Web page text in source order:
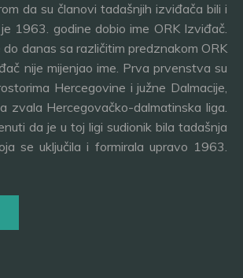
da su članovi tadašnjih izviđača bili i
1963. godine dobio ime ORK Izviđač.
danas sa različitim predznakom ORK
nije mijenjao ime. Prva prvenstva su
Hercegovine i južne Dalmacije,
zvala Hercegovačko-dalmatinska liga.
da je u toj ligi sudionik bila tadašnja
se uključila i formirala upravo 1963.